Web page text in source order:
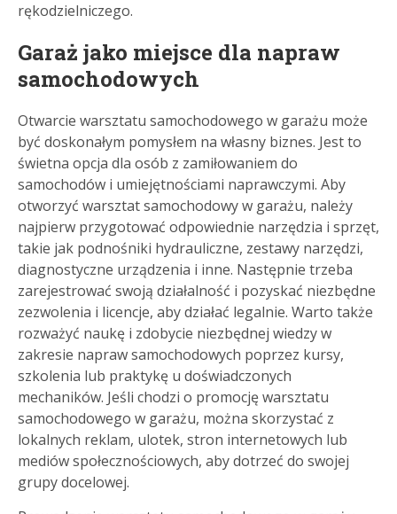
rękodzielniczego.
Garaż jako miejsce dla napraw
samochodowych
Otwarcie warsztatu samochodowego w garażu może
być doskonałym pomysłem na własny biznes. Jest to
świetna opcja dla osób z zamiłowaniem do
samochodów i umiejętnościami naprawczymi. Aby
otworzyć warsztat samochodowy w garażu, należy
najpierw przygotować odpowiednie narzędzia i sprzęt,
takie jak podnośniki hydrauliczne, zestawy narzędzi,
diagnostyczne urządzenia i inne. Następnie trzeba
zarejestrować swoją działalność i pozyskać niezbędne
zezwolenia i licencje, aby działać legalnie. Warto także
rozważyć naukę i zdobycie niezbędnej wiedzy w
zakresie napraw samochodowych poprzez kursy,
szkolenia lub praktykę u doświadczonych
mechaników. Jeśli chodzi o promocję warsztatu
samochodowego w garażu, można skorzystać z
lokalnych reklam, ulotek, stron internetowych lub
mediów społecznościowych, aby dotrzeć do swojej
grupy docelowej.